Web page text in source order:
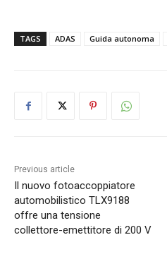
TAGS ADAS Guida autonoma
Previous article
Il nuovo fotoaccoppiatore
automobilistico TLX9188
offre una tensione
collettore-emettitore di 200 V